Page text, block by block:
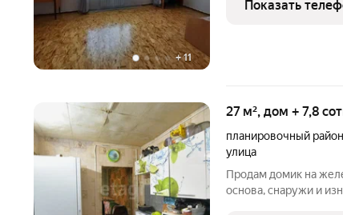
+11
полностью
Показать
27 м², дом + 7,8
планировочный
улица
Продам домик на
основа, снаружи и